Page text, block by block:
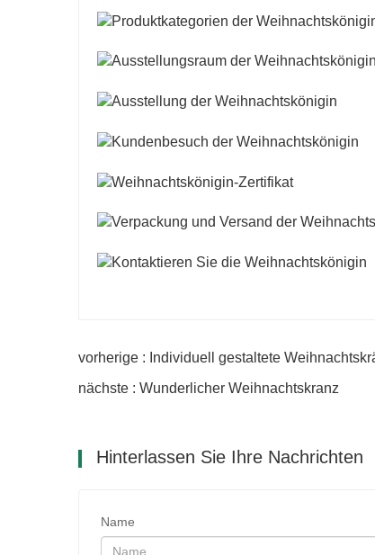
vorherige : Individuell gestaltete
nächste : Wunderlicher Weihnachtskranz
Hinterlassen Sie Ihre Nachrichten
Name